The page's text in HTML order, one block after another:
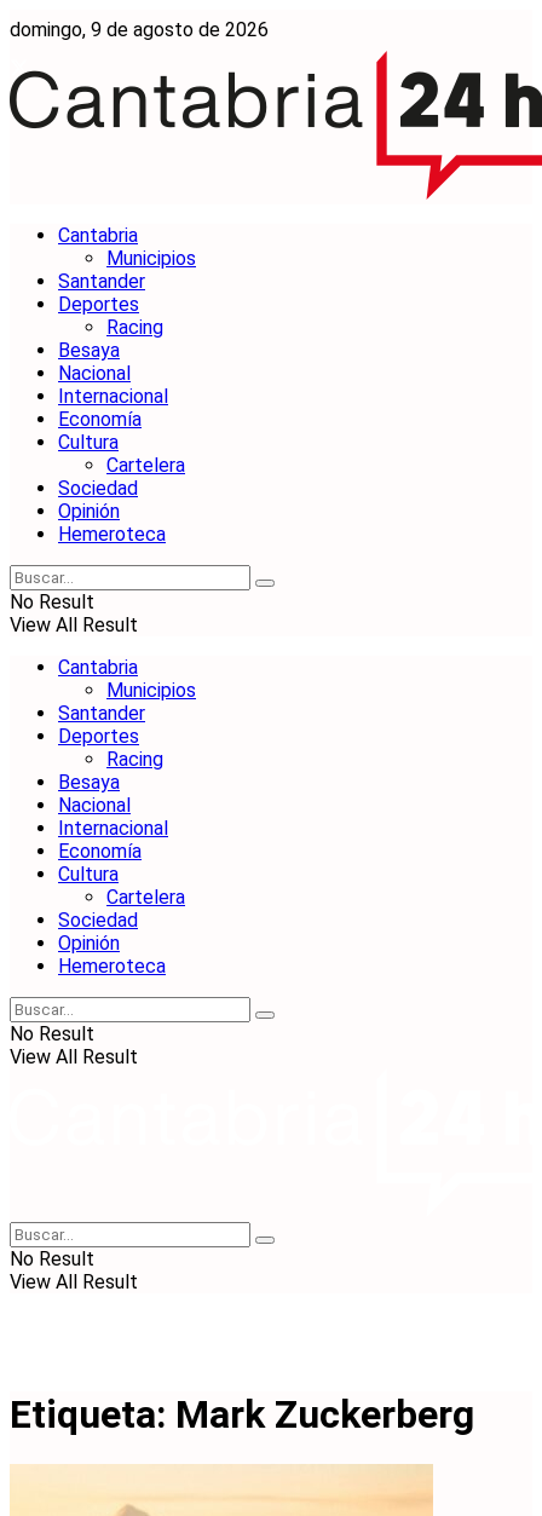
domingo, 9 de agosto de 2026
Cantabria
Municipios
Santander
Deportes
Racing
Besaya
Nacional
Internacional
Economía
Cultura
Cartelera
Sociedad
Opinión
Hemeroteca
No Result
View All Result
Cantabria
Municipios
Santander
Deportes
Racing
Besaya
Nacional
Internacional
Economía
Cultura
Cartelera
Sociedad
Opinión
Hemeroteca
No Result
View All Result
No Result
View All Result
Etiqueta: Mark Zuckerberg